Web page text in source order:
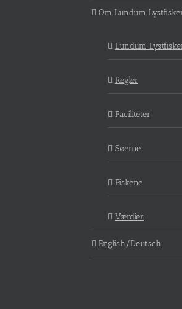
Om Lundum
Lundum
Regler
Faciliteter
Søerne
Fiskene
Værdier
English/Deutsch